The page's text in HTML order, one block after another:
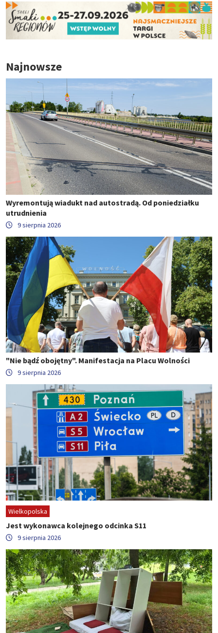
Najnowsze
Wyremontują wiadukt nad autostradą. Od poniedziałku
utrudnienia
9 sierpnia 2026
"Nie bądź obojętny". Manifestacja na Placu Wolności
9 sierpnia 2026
Wielkopolska
Jest wykonawca kolejnego odcinka S11
9 sierpnia 2026